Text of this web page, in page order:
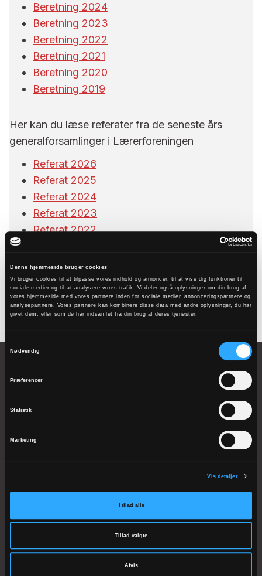
Denne hjemmeside bruger cookies
Vi bruger cookies til at tilpasse vores indhold og annoncer, til at vise dig funktioner til
sociale medier og til at analysere vores trafik. Vi deler også oplysninger om din brug af
vores hjemmeside med vores partnere inden for sociale medier, annonceringspartnere og
analysepartnere. Vores partnere kan kombinere disse data med andre oplysninger, du har
givet dem, eller som de har indsamlet fra din brug af deres tjenester.
Samtykkevalg
Nødvendig
Præferencer
Statistik
Marketing
Vis detaljer
Tillad alle
Tillad valgte
Afvis
Beretning 2024
Beretning 2023
Beretning 2022
Beretning 2021
Beretning 2020
Beretning 2019
Her kan du læse referater fra de seneste års
generalforsamlinger i Lærerforeningen
Referat 2026
Referat 2025
Referat 2024
Referat 2023
Referat 2022
Referat 2020
EAN-nr. 5798000818774